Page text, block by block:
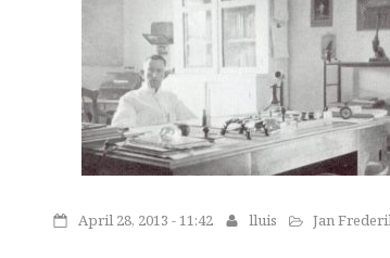
April 28, 2013 - 11:42 lluis Jan